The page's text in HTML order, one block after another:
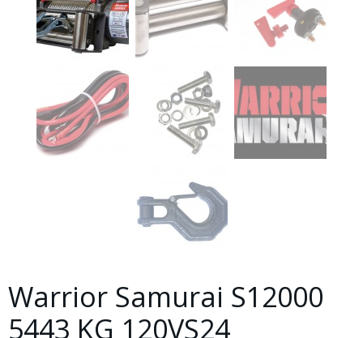
Warrior Samurai S12000
5443 KG 120VS24